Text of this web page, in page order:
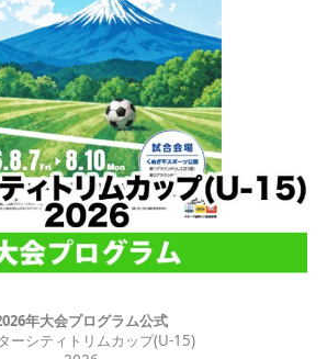
年大会プログラム公式
ーシティトリムカップ(U-15)